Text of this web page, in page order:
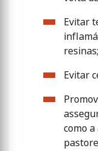
Evitar
resinas;
Evitar
como